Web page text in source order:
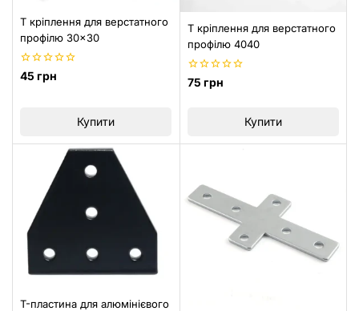
T кріплення для верстатного
профілю 30×30
0
45грн
Купити
T кріплення для верстатного
профілю 4040
0
75грн
Купити
T-пластина для алюмінієвого